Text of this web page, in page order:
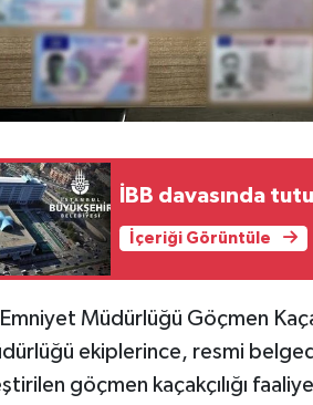
İBB davasında
İçeriği Görüntüle
Müdürlüğü Göçmen
ekiplerince, resmi
göçmen kaçakçılığı